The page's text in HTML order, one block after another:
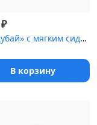
₽
Стул «Дубай» с мягким сиденьем [(ножки стальные)]
В корзину